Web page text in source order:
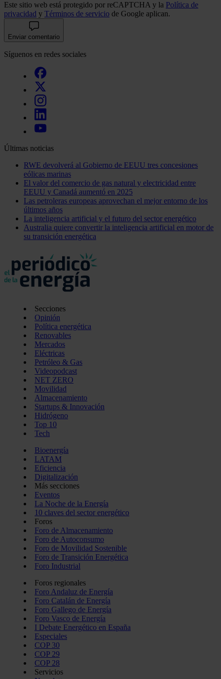
Este sitio web está protegido por reCAPTCHA y la Política de
privacidad y Términos de servicio de Google aplican.
Enviar comentario
Síguenos en redes sociales
Últimas noticias
RWE devolverá al Gobierno de EEUU tres concesiones
eólicas marinas
El valor del comercio de gas natural y electricidad entre
EEUU y Canadá aumentó en 2025
Las petroleras europeas aprovechan el mejor entorno de los
últimos años
La inteligencia artificial y el futuro del sector energético
Australia quiere convertir la inteligencia artificial en motor de
su transición energética
Secciones
Opinión
Política energética
Renovables
Mercados
Eléctricas
Petróleo & Gas
Videopodcast
NET ZERO
Movilidad
Almacenamiento
Startups & Innovación
Hidrógeno
Top 10
Tech
Bioenergía
LATAM
Eficiencia
Digitalización
Más secciones
Eventos
La Noche de la Energía
10 claves del sector energético
Foros
Foro de Almacenamiento
Foro de Autoconsumo
Foro de Movilidad Sostenible
Foro de Transición Energética
Foro Industrial
Foros regionales
Foro Andaluz de Energía
Foro Catalán de Energía
Foro Gallego de Energía
Foro Vasco de Energía
I Debate Energético en España
Especiales
COP 30
COP 29
COP 28
Servicios